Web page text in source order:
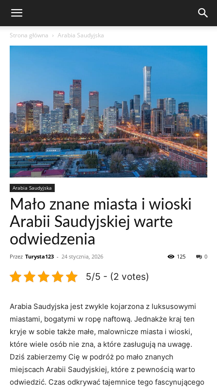
Strona główna Arabia Saudyjska
Arabia Saudyjska
Mało znane miasta i wioski
Arabii Saudyjskiej warte
odwiedzenia
Przez Turysta123 - 24 stycznia, 2026 0
125
5/5 - (2 votes)
Arabia Saudyjska jest zwykle ⁣kojarzona z luksusowymi ​
miastami, bogatymi w ropę naftową.⁤ Jednakże kraj ten
kryje w ⁢sobie także małe, malownicze miasta i wioski,
które wiele osób nie zna, a które zasługują na uwagę.
Dziś zabierzemy Cię w podróż po mało znanych
‍miejscach ⁣Arabii Saudyjskiej, które z pewnością warto
odwiedzić. ‌Czas odkrywać tajemnice tego fascynującego